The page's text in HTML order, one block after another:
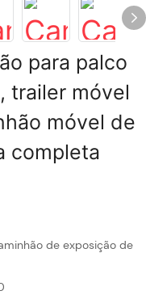
para palco
trailer móvel
móvel de
completa
de exposição de